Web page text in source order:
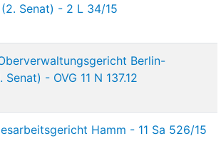
Senat) - 2 L 34/15
Berlin-
Senat) - OVG 11 N 137.12
Hamm - 11 Sa 526/15